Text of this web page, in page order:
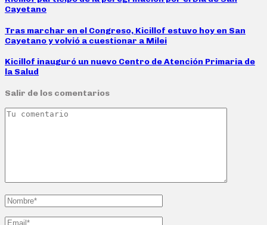
Cayetano
Tras marchar en el Congreso, Kicillof estuvo hoy en San
Cayetano y volvió a cuestionar a Milei
Kicillof inauguró un nuevo Centro de Atención Primaria de
la Salud
Salir de los comentarios